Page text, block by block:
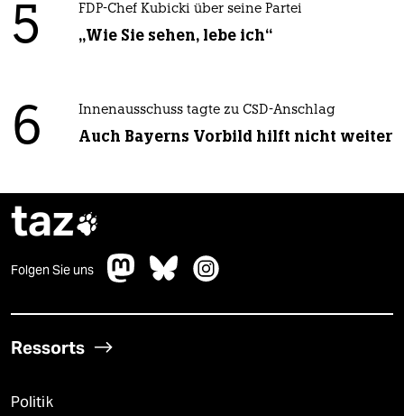
5 FDP-Chef Kubicki über seine Partei
„Wie Sie sehen, lebe ich“
6 Innenausschuss tagte zu CSD-Anschlag
Auch Bayerns Vorbild hilft nicht weiter
taz
Folgen Sie uns
Ressorts
Politik